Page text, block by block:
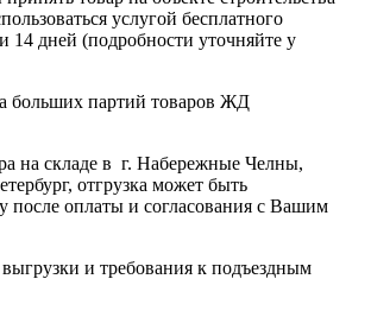
услугой бесплатного
14 дней (подробности уточняйте у
больших партий товаров ЖД
на складе в г. Набережные Челны,
отгрузка может быть
после оплаты и согласования с Вашим
и требования к подъездным